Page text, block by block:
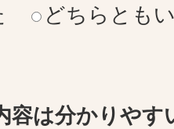
どちらとも
容は分かりやす